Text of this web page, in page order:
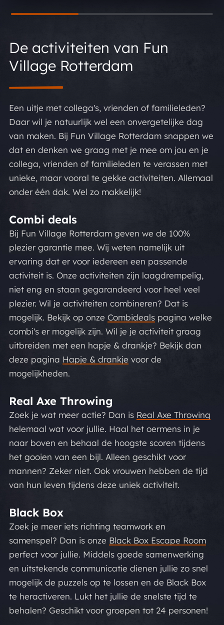
De activiteiten van Fun
Village Rotterdam
Een uitje met collega's, vrienden of familieleden?
Daar wil je natuurlijk wel een onvergetelijke dag
van maken. Bij Fun Village Rotterdam snappen we
dat en denken we graag met je mee om jou en je
collega, vrienden of familieleden te verassen met
unieke, maar vooral te gekke activiteiten. Allemaal
onder één dak. Wel zo makkelijk!
Combi deals
Bij Fun Village Rotterdam geven we de 100%
plezier garantie mee. Wij weten namelijk uit
ervaring dat er voor iedereen een passende
activiteit is. Onze activiteiten zijn laagdrempelig,
niet eng en staan gegarandeerd voor heel veel
plezier. Wil je activiteiten combineren? Dat is
mogelijk. Bekijk op onze Combideals pagina welke
combi's er mogelijk zijn. Wil je je activiteit graag
uitbreiden met een hapje & drankje? Bekijk dan
deze pagina Hapje & drankje voor de
mogelijkheden.
Real Axe Throwing
Zoek je wat meer actie? Dan is Real Axe Throwing
helemaal wat voor jullie. Haal het oermens in je
naar boven en behaal de hoogste scoren tijdens
het gooien van een bijl. Alleen geschikt voor
mannen? Zeker niet. Ook vrouwen hebben de tijd
van hun leven tijdens deze uniek activiteit.
Black Box
Zoek je meer iets richting teamwork en
samenspel? Dan is onze Black Box Escape Room
perfect voor jullie. Middels goede samenwerking
en uitstekende communicatie dienen jullie zo snel
mogelijk de puzzels op te lossen en de Black Box
te heractiveren. Lukt het jullie de snelste tijd te
behalen? Geschikt voor groepen tot 24 personen!